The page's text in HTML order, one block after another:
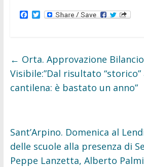
F
o
o
k
T
e
r
← Orta. Approvazione
Visibile:”Dal risultato
cantilena: è bastato un anno”
Sant’Arpino. Domenica al
delle scuole alla presenza di
Peppe Lanzetta, Alberto